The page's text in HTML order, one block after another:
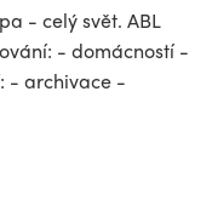
- celý svět. ABL
- domácností -
- archivace -